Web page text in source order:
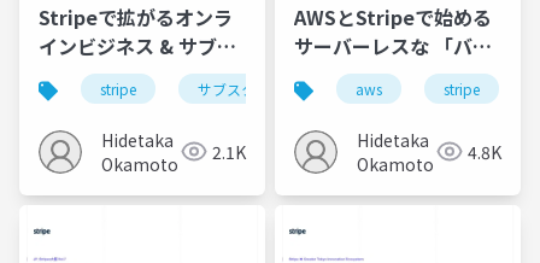
Stripeで拡がるオンラ
インビジネス & サブス
クリプション
stripe サブスクリプション
Hidetaka
Okamoto
2.1K
AWSとStripeで始める
サーバーレスな 「バッ
クオフィス業務自動
化」
aws stripe
Hidetaka
Okamoto
4.8K